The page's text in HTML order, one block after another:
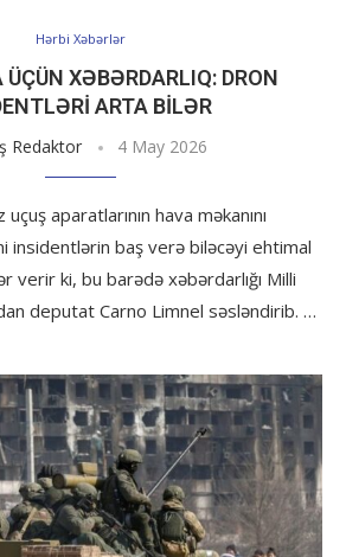
Hərbi Xəbərlər
ÜÇÜN XƏBƏRDARLIQ: DRON
ARTA BILƏR
Redaktor 4 May 2026
aparatlarının hava məkanını
insidentlərin baş verə biləcəyi ehtimal
verir ki, bu barədə xəbərdarlığı Milli
deputat Carno Limnel səsləndirib. …